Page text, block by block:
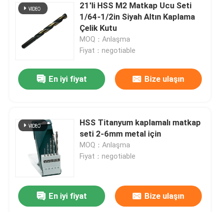
Hakkımızda
Fabrika turu
Bizimle iletişime geçin
Haberler
Bir teklif isteği
21'li HSS M2 Matkap Ucu Seti
1/64-1/2in Siyah Altın Kaplama
Çelik Kutu
MOQ：Anlaşma
Fiyat：negotiable
En iyi fiyat Bize ulaşın
HSS Titanyum kaplamalı matkap
seti 2-6mm metal için
MOQ：Anlaşma
Fiyat：negotiable
En iyi fiyat Bize ulaşın